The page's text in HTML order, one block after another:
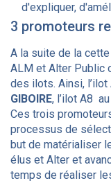
d'expliquer,
3 promoteurs
A la suite de la
ALM et Alter Public
des ilots. Ainsi,
GIBOIRE, l’ilot A8
Ces trois
processus de
but de matérialiser
élus et Alter et
temps de réaliser